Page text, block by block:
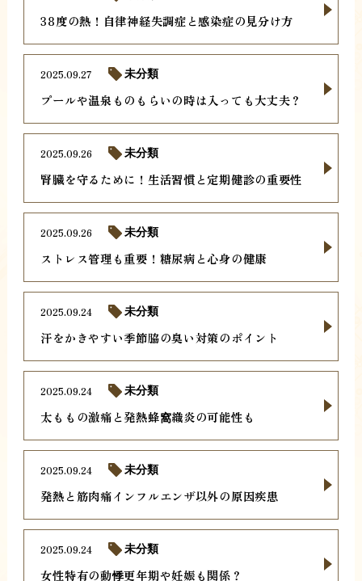
38度の熱！自律神経失調症と感染症の見分け方
プールや温泉ものもらいの時は入っても大丈夫？
2025.09.27 未分類
腎臓を守るために！生活習慣と定期健診の重要性
2025.09.26 未分類
ストレス管理も重要！糖尿病と心身の健康
2025.09.26 未分類
汗をかきやすい季節脇の臭い対策のポイント
2025.09.24 未分類
太ももの激痛と発熱蜂窩織炎の可能性も
2025.09.24 未分類
発熱と筋肉痛インフルエンザ以外の原因疾患
2025.09.24 未分類
女性特有の動悸更年期や妊娠も関係？
2025.09.24 未分類